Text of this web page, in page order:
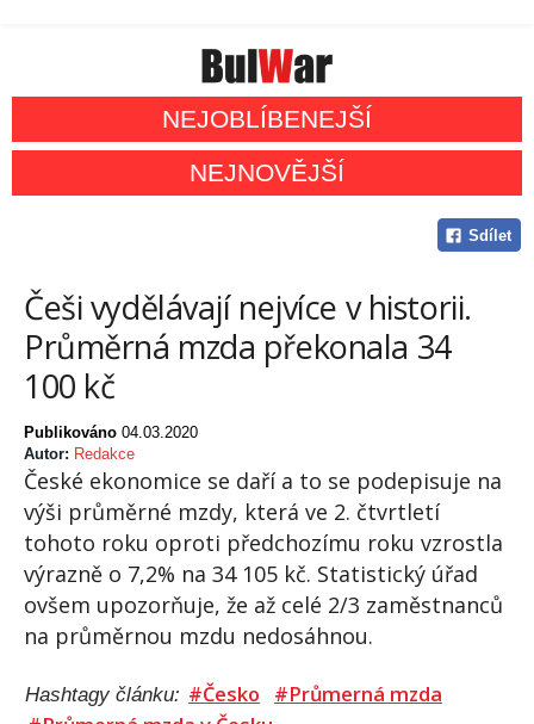
NEJOBLÍBENEJŠÍ
NEJNOVĚJŠÍ
Sdílet
Češi vydělávají nejvíce v historii.
Průměrná mzda překonala 34
100 kč
Publikováno 04.03.2020
Autor: Redakce
České ekonomice se daří a to se podepisuje na
výši průměrné mzdy, která ve 2. čtvrtletí
tohoto roku oproti předchozímu roku vzrostla
výrazně o 7,2% na 34 105 kč. Statistický úřad
ovšem upozorňuje, že až celé 2/3 zaměstnanců
na průměrnou mzdu nedosáhnou.
Hashtagy článku: #Česko
#Průmerná mzda